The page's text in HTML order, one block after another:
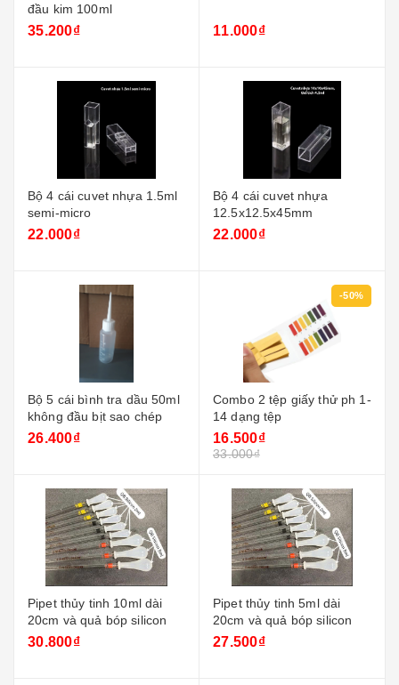
đầu kim 100ml
35.200₫ 11.000₫
Bộ 4 cái cuvet nhựa 1.5ml
semi-micro
22.000₫
Bộ 4 cái cuvet nhựa
12.5x12.5x45mm
22.000₫
Bộ 5 cái bình tra dầu 50ml
không đầu bịt sao chép
26.400₫
-50%
Combo 2 tệp giấy thử ph 1-
14 dạng tệp
16.500₫
33.000₫
Pipet thủy tinh 10ml dài
20cm và quả bóp silicon
30.800₫
Pipet thủy tinh 5ml dài
20cm và quả bóp silicon
27.500₫